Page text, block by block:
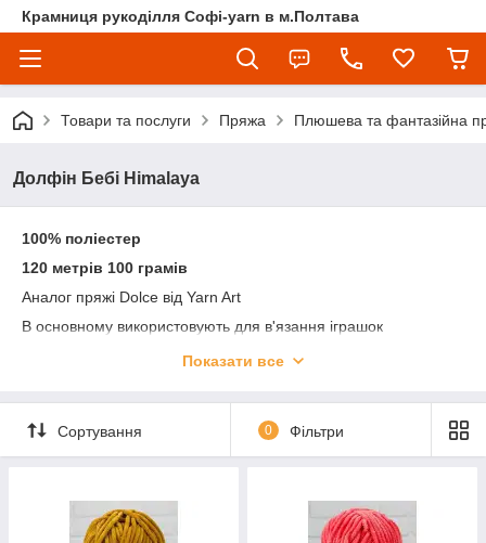
Крамниця рукоділля Софі-yarn в м.Полтава
Товари та послуги Пряжа Плюшева та фантазійна
Долфін Бебі Himalaya
100% поліестер
120 метрів 100 грамів
Аналог пряжі Dolce від Yarn Art
В основному використовують для в'язання іграшок
УВАГА! Колір і відтінок на зображенні можуть відрізнятися від
Показати все
Сортування 0 Фільтри